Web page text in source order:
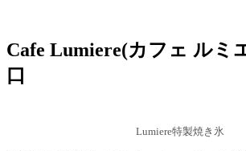
Cafe Lumiere(カフェ ルミ
口
Lumiere特製焼き氷